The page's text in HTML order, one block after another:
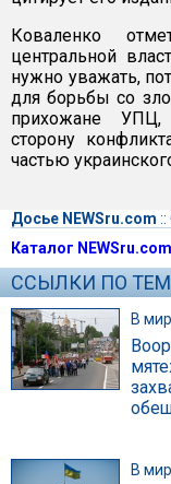
Коваленко
центральной
нужно уважать,
для борьбы со
прихожане
сторону
частью
Досье NEWSru.com ::
Каталог NEWSru.com
ССЫЛКИ ПО
В
В